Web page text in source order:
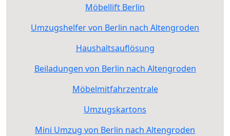
Möbellift Berlin
Umzugshelfer von Berlin nach Altengroden
Haushaltsauflösung
Beiladungen von Berlin nach Altengroden
Möbelmitfahrzentrale
Umzugskartons
Mini Umzug von Berlin nach Altengroden